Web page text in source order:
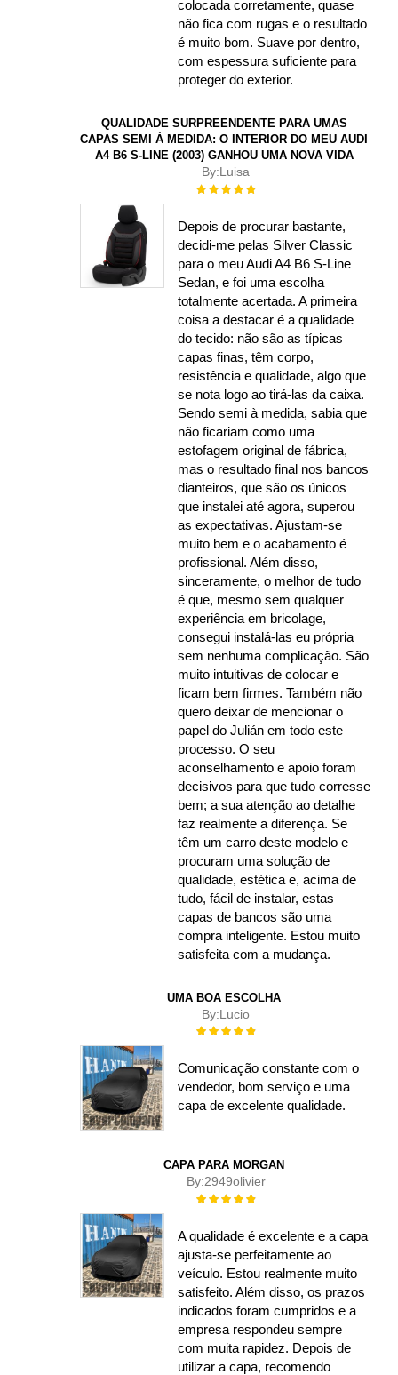
colocada corretamente, quase
não fica com rugas e o resultado
é muito bom. Suave por dentro,
com espessura suficiente para
proteger do exterior.
QUALIDADE SURPREENDENTE PARA UMAS
CAPAS SEMI À MEDIDA: O INTERIOR DO MEU AUDI
A4 B6 S-LINE (2003) GANHOU UMA NOVA VIDA
By:Luisa
Rating:
Depois de procurar bastante,
decidi-me pelas Silver Classic
para o meu Audi A4 B6 S-Line
Sedan, e foi uma escolha
totalmente acertada. A primeira
coisa a destacar é a qualidade
do tecido: não são as típicas
capas finas, têm corpo,
resistência e qualidade, algo que
se nota logo ao tirá-las da caixa.
Sendo semi à medida, sabia que
não ficariam como uma
estofagem original de fábrica,
mas o resultado final nos bancos
dianteiros, que são os únicos
que instalei até agora, superou
as expectativas. Ajustam-se
muito bem e o acabamento é
profissional. Além disso,
sinceramente, o melhor de tudo
é que, mesmo sem qualquer
experiência em bricolage,
consegui instalá-las eu própria
sem nenhuma complicação. São
muito intuitivas de colocar e
ficam bem firmes. Também não
quero deixar de mencionar o
papel do Julián em todo este
processo. O seu
aconselhamento e apoio foram
decisivos para que tudo corresse
bem; a sua atenção ao detalhe
faz realmente a diferença. Se
têm um carro deste modelo e
procuram uma solução de
qualidade, estética e, acima de
tudo, fácil de instalar, estas
capas de bancos são uma
compra inteligente. Estou muito
satisfeita com a mudança.
UMA BOA ESCOLHA
By:Lucio
Rating:
Comunicação constante com o
vendedor, bom serviço e uma
capa de excelente qualidade.
CAPA PARA MORGAN
By:2949olivier
Rating:
A qualidade é excelente e a capa
ajusta-se perfeitamente ao
veículo. Estou realmente muito
satisfeito. Além disso, os prazos
indicados foram cumpridos e a
empresa respondeu sempre
com muita rapidez. Depois de
utilizar a capa, recomendo